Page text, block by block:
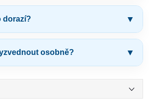
1800–2000 střihů na 1 baterii,
a stylu práce.
dorazí? ▼
z ČR. Většinou odcházejí co
už následující pracovní den.
osobně? ▼
v